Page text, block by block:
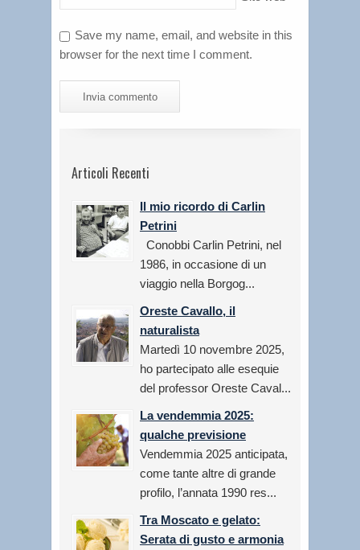
Save my name, email, and website in this
browser for the next time I comment.
Articoli Recenti
Il mio ricordo di Carlin
Petrini
Conobbi Carlin Petrini, nel
1986, in occasione di un
viaggio nella Borgog...
Oreste Cavallo, il
naturalista
Martedì 10 novembre 2025,
ho partecipato alle esequie
del professor Oreste Caval...
La vendemmia 2025:
qualche previsione
Vendemmia 2025 anticipata,
come tante altre di grande
profilo, l’annata 1990 res...
Tra Moscato e gelato:
Serata di gusto e armonia